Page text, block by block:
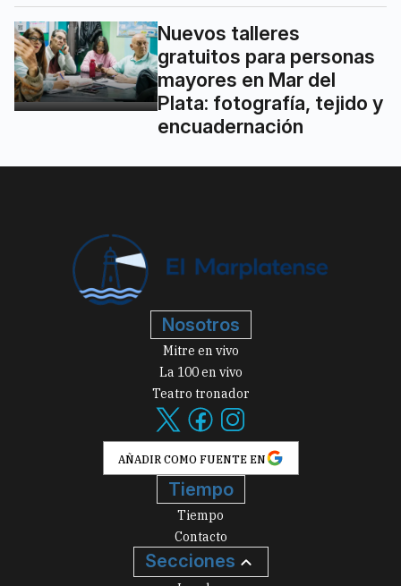
Nuevos talleres
gratuitos para personas
mayores en Mar del
Plata: fotografía, tejido y
encuadernación
Nosotros
Mitre en vivo
La 100 en vivo
Teatro tronador
AÑADIR COMO FUENTE EN
Tiempo
Tiempo
Contacto
Secciones